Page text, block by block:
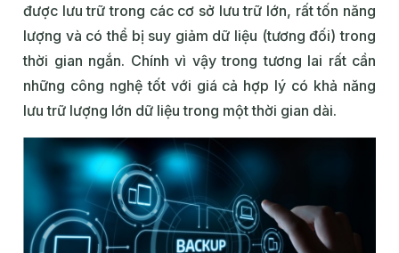
được lưu trữ trong các cơ sở lưu trữ lớn, rất tốn năng
lượng và có thể bị suy giảm dữ liệu (tương đối) trong
thời gian ngắn. Chính vì vậy trong tương lai rất cần
những công nghệ tốt với giá cả hợp lý có khả năng
lưu trữ lượng lớn dữ liệu trong một thời gian dài.